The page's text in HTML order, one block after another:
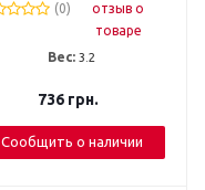
(0)
отзыв о
товаре
Вес: 3.2
736грн.
Сообщить о наличии